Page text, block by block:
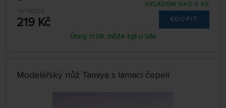
79774020
219 Kč
SKLADEM NAD 5 KS
KOUPIT
Úterý 11.08. může být u Vás
Modelářský nůž Tamiya s lámací čepelí